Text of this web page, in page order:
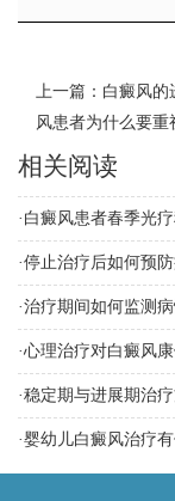
上一篇： 白癜风的
风患者为什么要重
相关阅读
· 白癜风患者春季光
·停止治疗后如何预
·治疗期间如何监测
·心理治疗对白癜风
·稳定期与进展期治
·婴幼儿白癜风治疗